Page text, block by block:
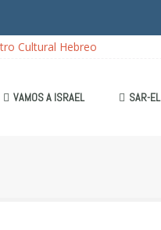
VAMOS A ISRAEL SAR-EL